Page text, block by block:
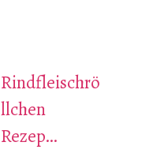
Rindfleischrö
llchen
Rezep…